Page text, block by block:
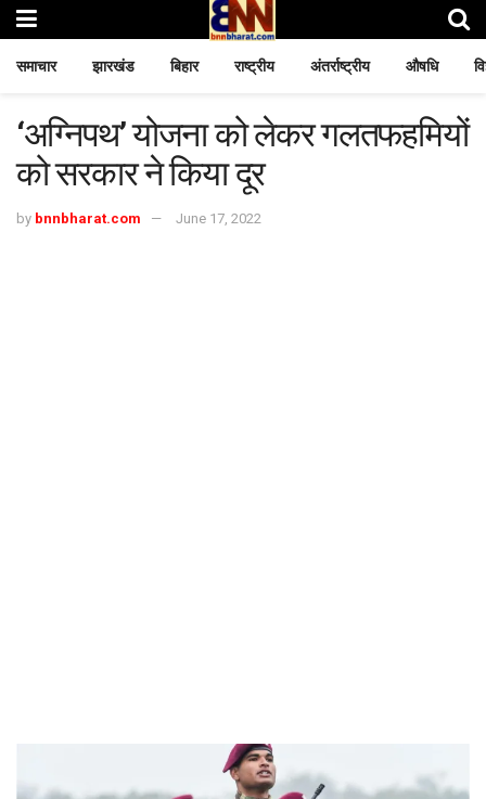
समाचार झारखंड बिहार राष्ट्रीय अंतर्राष्ट्रीय औषधि
‘अग्निपथ’ योजना को लेकर गलतफहमियों
को सरकार ने किया दूर
by bnnbharat.com June 17, 2022